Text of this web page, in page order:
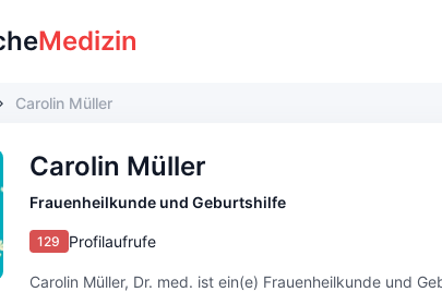
Medizin
Carolin Müller
Carolin Müller
Frauenheilkunde und Geburtshilfe
129 Profilaufrufe
Carolin Müller, Dr. med. ist ein(e) Frauenheilkunde und